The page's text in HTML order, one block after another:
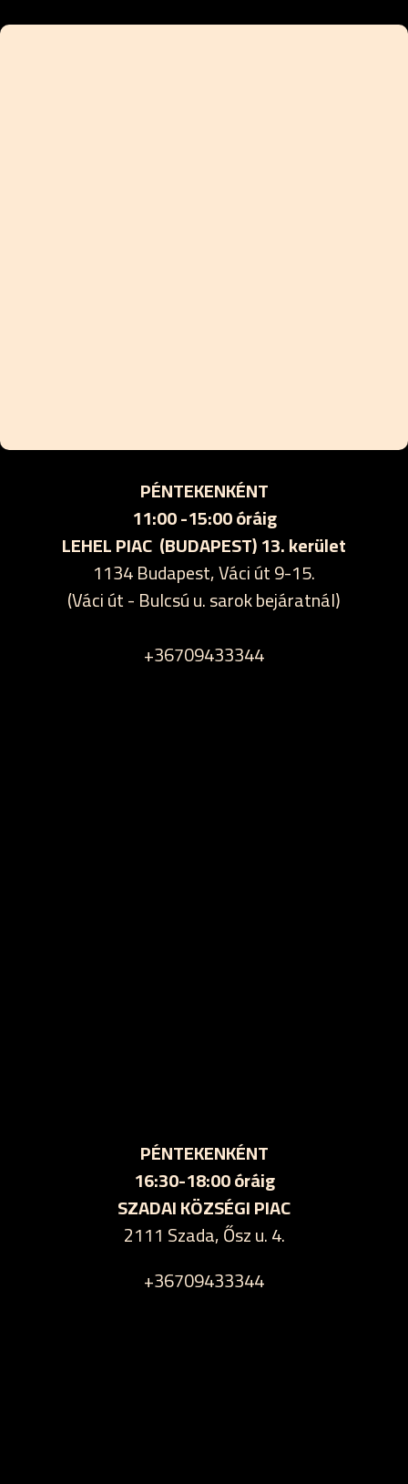
PÉNTEKENKÉNT
11:00 -15:00 óráig
LEHEL PIAC (BUDAPEST) 13. kerület
1134 Budapest, Váci út 9-15.
(Váci út - Bulcsú u. sarok bejáratnál)
+36709433344
PÉNTEKENKÉNT
16:30-18:00 óráig
SZADAI KÖZSÉGI PIAC
2111 Szada, Ősz u. 4.
+36709433344